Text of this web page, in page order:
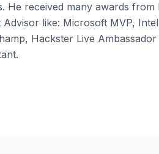
He received many awards from
Advisor like: Microsoft MVP,
Hackster Live